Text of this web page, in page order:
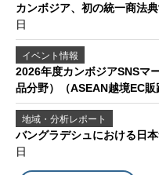
カンボジア、初の統一商法
日
イベント情報
2026年度カンボジアSNSマ
品分野）（ASEAN越境EC販
地域・分析レポート
バングラデシュにおける日
日